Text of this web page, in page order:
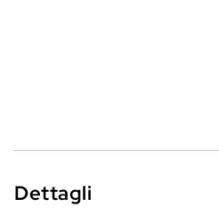
Dettagli